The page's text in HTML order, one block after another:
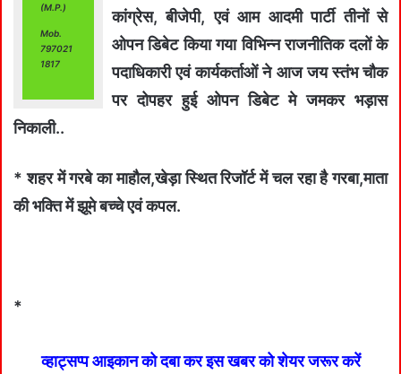
(M.P.)
Mob.
797021
1817
कांग्रेस, बीजेपी, एवं आम आदमी पार्टी तीनों से
ओपन डिबेट किया गया विभिन्न राजनीतिक दलों के
पदाधिकारी एवं कार्यकर्ताओं ने आज जय स्तंभ चौक
पर दोपहर हुई ओपन डिबेट मे जमकर भड़ास
निकाली..
* शहर में गरबे का माहौल,खेड़ा स्थित रिजॉर्ट में चल रहा है गरबा,माता
की भक्ति में झूमे बच्चे एवं कपल.
*
व्हाट्सप्प आइकान को दबा कर इस खबर को शेयर जरूर करें